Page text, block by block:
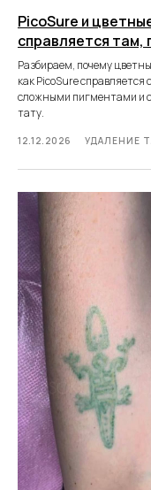
PicoSure и
справляется там,
Разбираем, почему
как PicoSure
сложными пигментами и
тату.
12.12.2026 УДАЛЕНИЕ